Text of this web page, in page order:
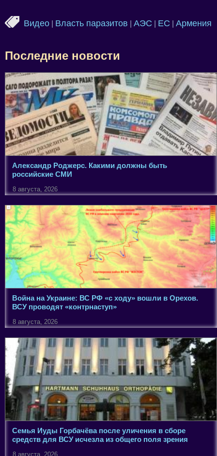
Видео Власть паразитов АЭС ЕС Армения
Последние новости
Александр Роджерс. Какими должны быть
российские СМИ
8 августа, 2026
Война на Украине: ВС РФ «с ходу» вошли в Орехов.
ВСУ проводят «контрнаступ»
8 августа, 2026
Семья Иуды Горбачёва после уличения в сборе
средств для ВСУ исчезла из общего поля зрения
8 августа, 2026